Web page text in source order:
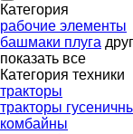
Категория
рабочие элементы
башмаки плуга
показать все
Категория техники
тракторы
тракторы
комбайны